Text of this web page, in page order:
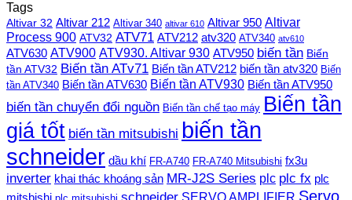
Tags
Altivar 32 Altivar 212 Altivar 340 altivar 610 Altivar 950 Altivar
Process 900 ATV32 ATV71 ATV212 atv320 ATV340 atv610
ATV630 ATV900 ATV930. Altivar 930 ATV950 biến tần Biến
tần ATV32 Biến tần ATv71 Biến tần ATV212 biến tần atv320 Biến
tần ATV340 Biến tần ATV630 Biến tần ATV930 Biến tần ATV950
biến tần chuyển đổi nguồn Biến tần chế tạo máy Biến tần
giá tốt biến tần mitsubishi biến tần
schneider dầu khí FR-A740 FR-A740 Mitsubishi fx3u
inverter khai thác khoáng sản MR-J2S Series plc plc fx plc
schneider
Servo